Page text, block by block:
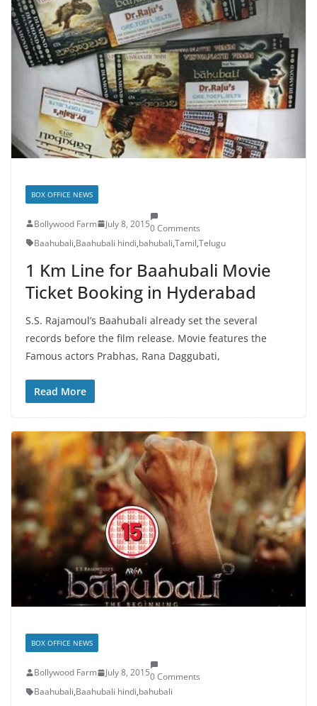
BOX OFFICE NEWS
Bollywood Farm July 8, 20150 Comments
Baahubali,Baahubali hindi,bahubali,Tamil,Telugu
1 Km Line for Baahubali Movie
Ticket Booking in Hyderabad
S.S. Rajamoul’s Baahubali already set the several
records before the film release. Movie features the
Famous actors Prabhas, Rana Daggubati,
Read More
BOX OFFICE NEWS
Bollywood Farm July 8, 20150 Comments
Baahubali,Baahubali hindi,bahubali